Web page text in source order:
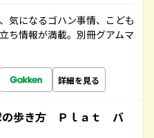
気になるゴハン事情、こども
ち情報が満載。別冊グアムマ
詳細を見る
歩き方 Ｐｌａｔ バ